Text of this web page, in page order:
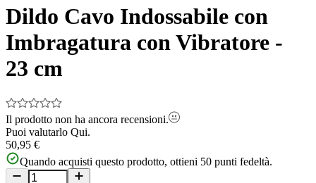
of
Dildo Cavo Indossabile con
Imbragatura con Vibratore -
23 cm
Il prodotto non ha ancora recensioni.
Puoi valutarlo Qui.
50,95 €
Quando acquisti questo prodotto, ottieni 50 punti fedeltà.